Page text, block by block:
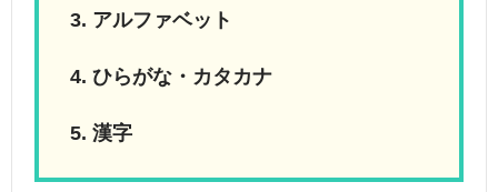
アルファベット
ひらがな・カタカナ
漢字